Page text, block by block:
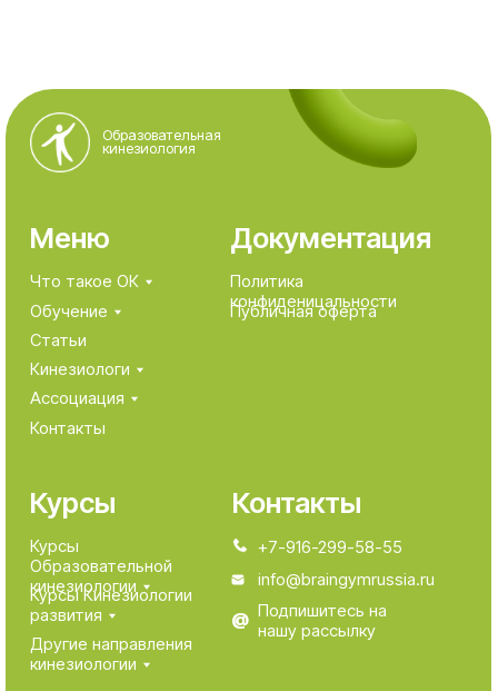
Что такое ОК
Обучение
Статьи
Кинезиологи
Контакты
Курсы
кинезиологии
развития
Другие направления
Курсы
Политика
конфиденицальности
Публичная оферта
Контакты
MOO сертифицированных
кинезиологов «Ассоциация
ИНН 7703480473
ОГРН 1137799013494
Зарегистрировано 12.07.2013 по юридическому
адресу 124482, город Москва, г. Зеленоград,
Савёлкинский проезд, д. 4, этаж/помещ/ком
3/XI/9.